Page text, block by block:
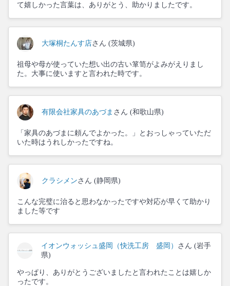
て嬉しかった言葉は、ありがとう、助かりましたです。
大塚桐たんす店さん (茨城県)
祖母や母が使っていた想い出の古い箪笥がよみがえりまし
た。大事に使いますと言われた時です。
有限会社家具のあづま さん (和歌山県)
「家具のあづまに頼んでよかった。」とおっしゃっていただ
いた時はうれしかったですね。
クラシメン さん (静岡県)
こんな完璧に治ると思わなかったですや対応が早くて助かり
ました等です
イオンウォッシュ盛岡（快洗工房 盛岡）
さん (岩手
県)
やっぱり、ありがとうございましたと言われたことは嬉しか
ったです。